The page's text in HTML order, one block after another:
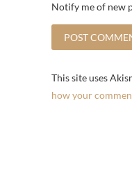
Notify me of new
This site uses
how your